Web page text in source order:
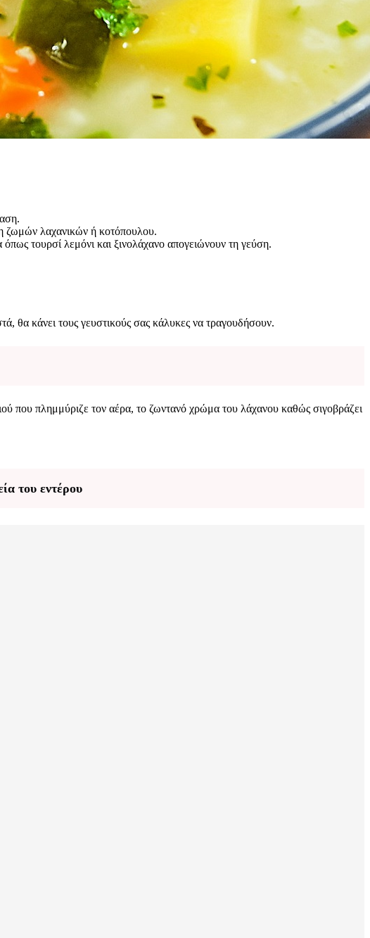
ζωμών λαχανικών ή κοτόπουλου.
τουρσί λεμόνι και ξινολάχανο απογειώνουν τη γεύση.
θα κάνει τους γευστικούς σας κάλυκες να τραγουδήσουν.
που πλημμύριζε τον αέρα, το ζωντανό χρώμα του λάχανου καθώς σιγοβράζει
του εντέρου